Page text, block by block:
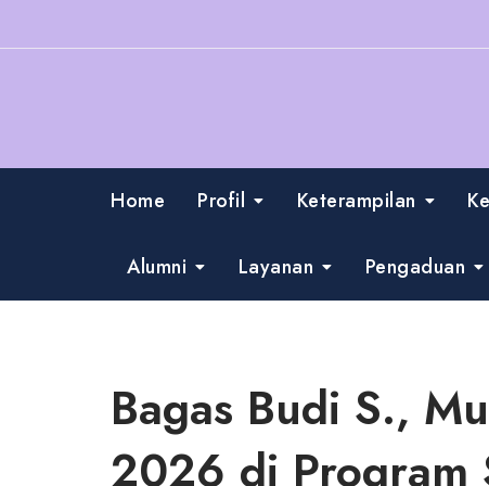
Home Profil Keterampilan
Alumni Layanan Pengaduan
Bagas Budi S.,
2026 di Program